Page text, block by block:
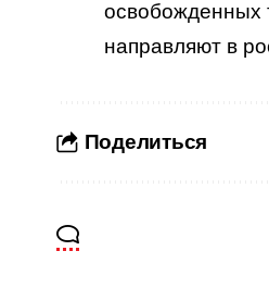
освобожденных
направляют в
Поделиться